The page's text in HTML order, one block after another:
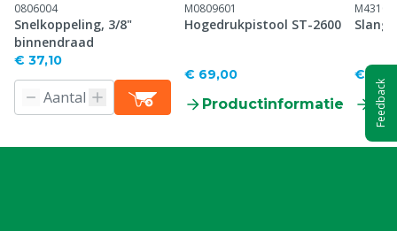
0806004
Snelkoppeling, 3/8"
binnendraad
€ 37,10
M0809601
Hogedrukpistool ST-2600
€ 69,00
Productinformatie
€
Feedback